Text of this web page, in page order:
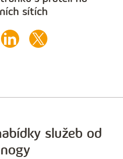
sítích
služeb od